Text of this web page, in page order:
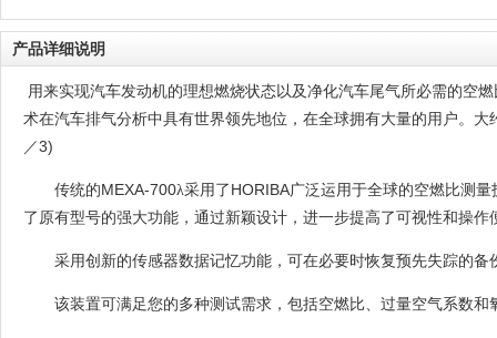
产品详细说明
用来实现汽车发动机的理想燃烧状态以及净化汽车尾气所必需的空
术在汽车排气分析中具有世界领先地位，在全球拥有大量的用户。大
／3)
传统的MEXA-700λ采用了 HORIBA广泛运用于全球的空燃比测
了原有型号的强大功能，通过新颖设计，进一步提高了可视性和操作
采用创新的传感器数据记忆功能，可在必要时恢复预先失踪的
该装置可满足您的多种测试需求，包括空燃比、过量空气系数